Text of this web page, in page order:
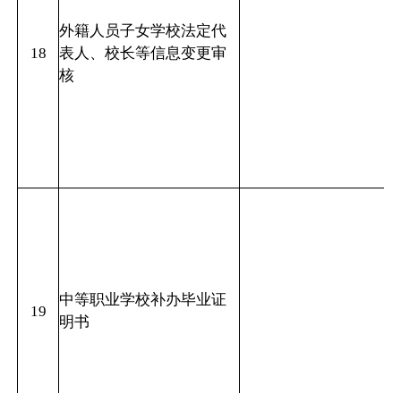
18
外籍人员子女学校法定代
表人、校长等信息变更审
核
19
中等职业学校补办毕业证
明书